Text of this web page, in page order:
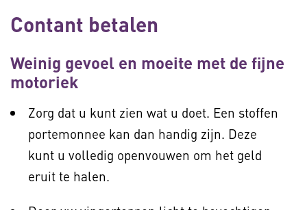
Contant betalen
Weinig gevoel en moeite met de fijne
motoriek
Zorg dat u kunt zien wat u doet. Een stoffen
portemonnee kan dan handig zijn. Deze
kunt u volledig openvouwen om het geld
eruit te halen.